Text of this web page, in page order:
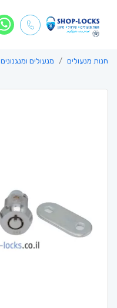
חנות מנעולים מנעולים ומנגנונים